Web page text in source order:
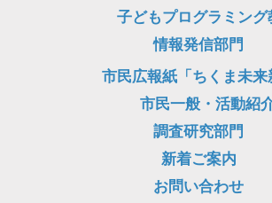
子どもプログラミング
情報発信部門
市民広報紙「ちくま未来
市民一般・活動紹
調査研究部門
新着ご案内
お問い合わせ